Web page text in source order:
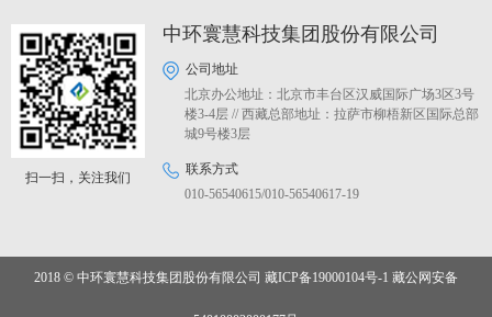
扫一扫，关注我们
中环寰慧科技集团股份有限公司
公司地址
北京办公地址：北京市丰台区汉威国际广场3区3号
楼3-4层 // 西藏总部地址：拉萨市柳梧新区国际总部
城9号楼3层
联系方式
010-56540615/010-56540617-19
2018 © 中环寰慧科技集团股份有限公司 藏ICP备19000104号-1 藏公网安备